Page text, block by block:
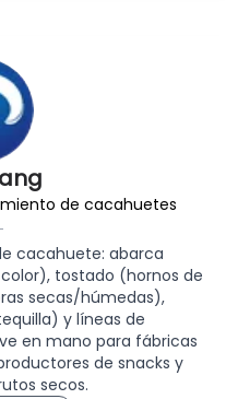
de cacahuetes
cacahuete: abarca
tostado (hornos de
secas/húmedas),
y líneas de
en mano para fábricas
de snacks y
secos.